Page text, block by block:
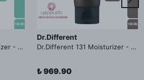
Dr.Different 113 Moisturizer - Yağlı ve Hassas Cilt Tipleri İçin Yağ Asidi İçerikli Nemlendirici Krem
Dr.Different
Dr.Different 131 Moisturizer - Yaşlanma ve Kırışıklık Karşıtı Kolesterol İçerikli Nemlendirici Krem
₺ 969.90